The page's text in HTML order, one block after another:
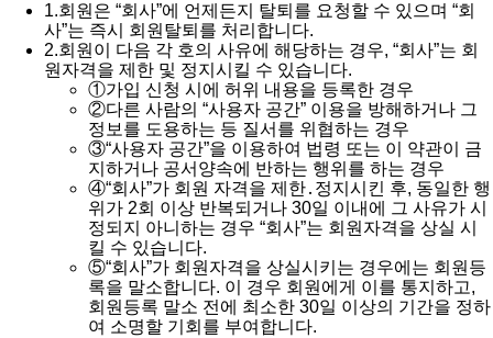
1.회원은 “회사”에 언제든지 탈퇴를 요청할 수 있으며 “회
사”는 즉시 회원탈퇴를 처리합니다.
2.회원이 다음 각 호의 사유에 해당하는 경우, “회사”는 회
원자격을 제한 및 정지시킬 수 있습니다.
①가입 신청 시에 허위 내용을 등록한 경우
②다른 사람의 “사용자 공간” 이용을 방해하거나 그
정보를 도용하는 등 질서를 위협하는 경우
③“사용자 공간”을 이용하여 법령 또는 이 약관이 금
지하거나 공서양속에 반하는 행위를 하는 경우
④“회사”가 회원 자격을 제한․정지시킨 후, 동일한 행
위가 2회 이상 반복되거나 30일 이내에 그 사유가 시
정되지 아니하는 경우 “회사”는 회원자격을 상실 시
킬 수 있습니다.
⑤“회사”가 회원자격을 상실시키는 경우에는 회원등
록을 말소합니다. 이 경우 회원에게 이를 통지하고,
회원등록 말소 전에 최소한 30일 이상의 기간을 정하
여 소명할 기회를 부여합니다.